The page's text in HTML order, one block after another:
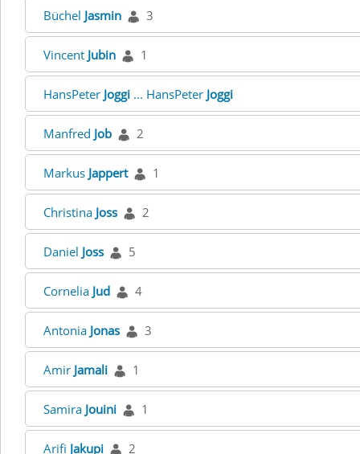
Büchel Jasmin 3
Vincent Jubin 1
HansPeter Joggi ... HansPeter Joggi
Manfred Job 2
Markus Jappert 1
Christina Joss 2
Daniel Joss 5
Cornelia Jud 4
Antonia Jonas 3
Amir Jamali 1
Samira Jouini 1
Arifi Jakupi 2